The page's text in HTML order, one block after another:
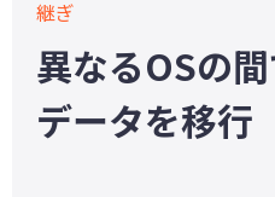
継ぎ
異なるOSの
データを移行